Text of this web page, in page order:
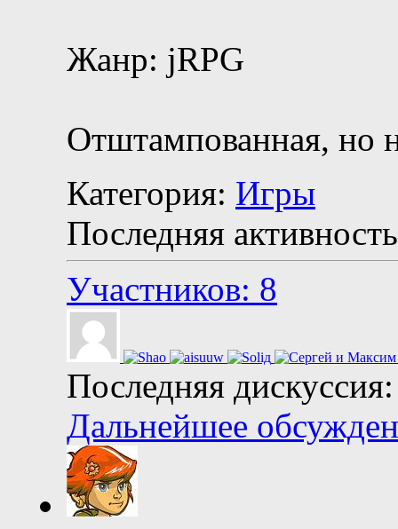
Жанр: jRPG
Отштампованная, но
Категория: Игры
Последняя
Участников: 8
Последняя дискуссия:
Дальнейшее